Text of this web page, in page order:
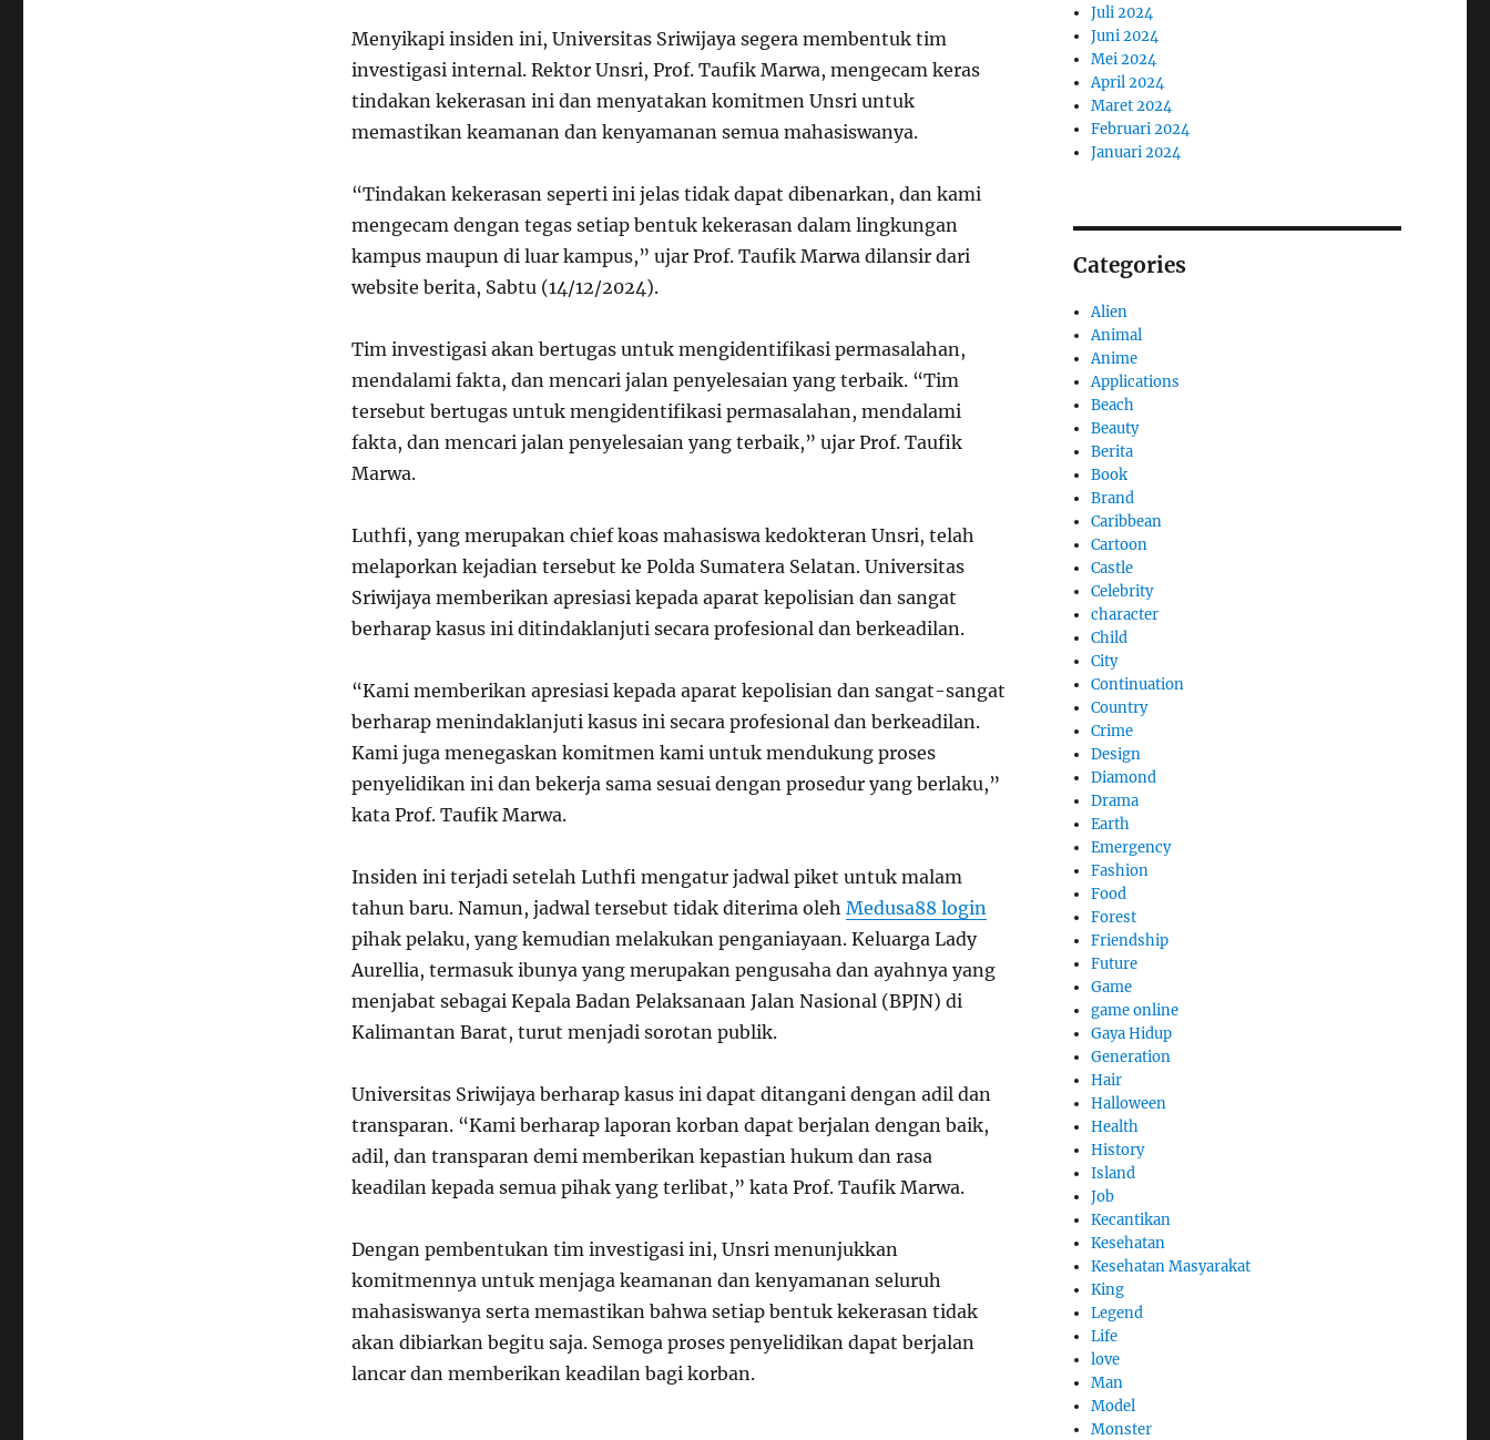
Menyikapi insiden ini, Universitas Sriwijaya segera membentuk tim
investigasi internal. Rektor Unsri, Prof. Taufik Marwa, mengecam keras
tindakan kekerasan ini dan menyatakan komitmen Unsri untuk
memastikan keamanan dan kenyamanan semua mahasiswanya.
“Tindakan kekerasan seperti ini jelas tidak dapat dibenarkan, dan kami
mengecam dengan tegas setiap bentuk kekerasan dalam lingkungan
kampus maupun di luar kampus,” ujar Prof. Taufik Marwa dilansir dari
website berita, Sabtu (14/12/2024).
Tim investigasi akan bertugas untuk mengidentifikasi permasalahan,
mendalami fakta, dan mencari jalan penyelesaian yang terbaik. “Tim
tersebut bertugas untuk mengidentifikasi permasalahan, mendalami
fakta, dan mencari jalan penyelesaian yang terbaik,” ujar Prof. Taufik
Marwa.
Luthfi, yang merupakan chief koas mahasiswa kedokteran Unsri, telah
melaporkan kejadian tersebut ke Polda Sumatera Selatan. Universitas
Sriwijaya memberikan apresiasi kepada aparat kepolisian dan sangat
berharap kasus ini ditindaklanjuti secara profesional dan berkeadilan.
“Kami memberikan apresiasi kepada aparat kepolisian dan sangat-sangat
berharap menindaklanjuti kasus ini secara profesional dan berkeadilan.
Kami juga menegaskan komitmen kami untuk mendukung proses
penyelidikan ini dan bekerja sama sesuai dengan prosedur yang berlaku,”
kata Prof. Taufik Marwa.
Insiden ini terjadi setelah Luthfi mengatur jadwal piket untuk malam
tahun baru. Namun, jadwal tersebut tidak diterima oleh Medusa88 login
pihak pelaku, yang kemudian melakukan penganiayaan. Keluarga Lady
Aurellia, termasuk ibunya yang merupakan pengusaha dan ayahnya yang
menjabat sebagai Kepala Badan Pelaksanaan Jalan Nasional (BPJN) di
Kalimantan Barat, turut menjadi sorotan publik.
Universitas Sriwijaya berharap kasus ini dapat ditangani dengan adil dan
transparan. “Kami berharap laporan korban dapat berjalan dengan baik,
adil, dan transparan demi memberikan kepastian hukum dan rasa
keadilan kepada semua pihak yang terlibat,” kata Prof. Taufik Marwa.
Dengan pembentukan tim investigasi ini, Unsri menunjukkan
komitmennya untuk menjaga keamanan dan kenyamanan seluruh
mahasiswanya serta memastikan bahwa setiap bentuk kekerasan tidak
akan dibiarkan begitu saja. Semoga proses penyelidikan dapat berjalan
lancar dan memberikan keadilan bagi korban.
Juli 2024
Juni 2024
Mei 2024
April 2024
Maret 2024
Februari 2024
Januari 2024
Categories
Alien
Animal
Anime
Applications
Beach
Beauty
Berita
Book
Brand
Caribbean
Cartoon
Castle
Celebrity
character
Child
City
Continuation
Country
Crime
Design
Diamond
Drama
Earth
Emergency
Fashion
Food
Forest
Friendship
Future
Game
game online
Gaya Hidup
Generation
Hair
Halloween
Health
History
Island
Job
Kecantikan
Kesehatan
Kesehatan Masyarakat
King
Legend
Life
love
Man
Model
Monster